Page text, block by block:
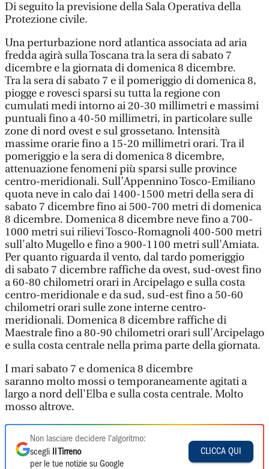
Di seguito la previsione della Sala Operativa della
Protezione civile.
Una perturbazione nord atlantica associata ad aria
fredda agirà sulla Toscana tra la sera di sabato 7
dicembre e la giornata di domenica 8 dicembre.
Tra la sera di sabato 7 e il pomeriggio di domenica 8,
piogge e rovesci sparsi su tutta la regione con
cumulati medi intorno ai 20-30 millimetri e massimi
puntuali fino a 40-50 millimetri, in particolare sulle
zone di nord ovest e sul grossetano. Intensità
massime orarie fino a 15-20 millimetri orari. Tra il
pomeriggio e la sera di domenica 8 dicembre,
attenuazione fenomeni più sparsi sulle province
centro-meridionali. Sull’Appennino Tosco-Emiliano
quota neve in calo dai 1400-1500 metri della sera di
sabato 7 dicembre fino ai 500-700 metri di domenica
8 dicembre. Domenica 8 dicembre neve fino a 700-
1000 metri sui rilievi Tosco-Romagnoli 400-500 metri
sull'alto Mugello e fino a 900-1100 metri sull'Amiata.
Per quanto riguarda il vento, dal tardo pomeriggio
di sabato 7 dicembre raffiche da ovest, sud-ovest fino
a 60-80 chilometri orari in Arcipelago e sulla costa
centro-meridionale e da sud, sud-est fino a 50-60
chilometri orari sulle zone interne centro-
meridionali. Domenica 8 dicembre raffiche di
Maestrale fino a 80-90 chilometri orari sull'Arcipelago
e sulla costa centrale nella prima parte della giornata.
I mari sabato 7 e domenica 8 dicembre
saranno molto mossi o temporaneamente agitati a
largo a nord dell'Elba e sulla costa centrale. Molto
mosso altrove.
Non lasciare decidere l'algoritmo:
scegli
Il Tirreno
per le tue notizie su Google
CLICCA QUI